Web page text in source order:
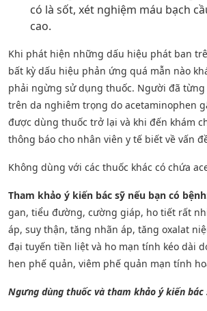
có là sốt, xét nghiệm máu bạch
cao.
Khi phát hiện những dấu hiệu phát ban
bất kỳ dấu hiệu phản ứng quá mẫn nào
phải ngừng sử dụng thuốc. Người đã
trên da nghiêm trọng do acetaminophen
được dùng thuốc trở lại và khi đến khám
thông báo cho nhân viên y tế biết về vấn
Không dùng với các thuốc khác có chứa
Tham khảo ý kiến bác sỹ nếu bạn có
gan, tiểu đường, cường giáp, ho tiết rất
áp, suy thận, tăng nhãn áp, tăng oxalat
đại tuyến tiền liệt và ho mạn tính kéo dài
hen phế quản, viêm phế quản mạn tính
Ngưng dùng thuốc và tham khảo ý kiến bác